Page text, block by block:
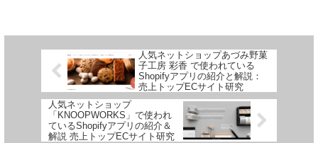
人気ネットショップあづみ野菓
子工房 彩香 で使われている
Shopifyアプリの紹介と解説：
売上トップECサイト研究
人気ネットショップ
「KNOOPWORKS」で使われ
ているShopifyアプリの紹介＆
解説 売上トップECサイト研究